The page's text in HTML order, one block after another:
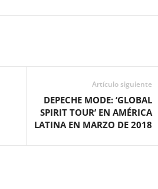
Artículo siguiente
DEPECHE MODE: ‘GLOBAL
SPIRIT TOUR’ EN AMÉRICA
LATINA EN MARZO DE 2018